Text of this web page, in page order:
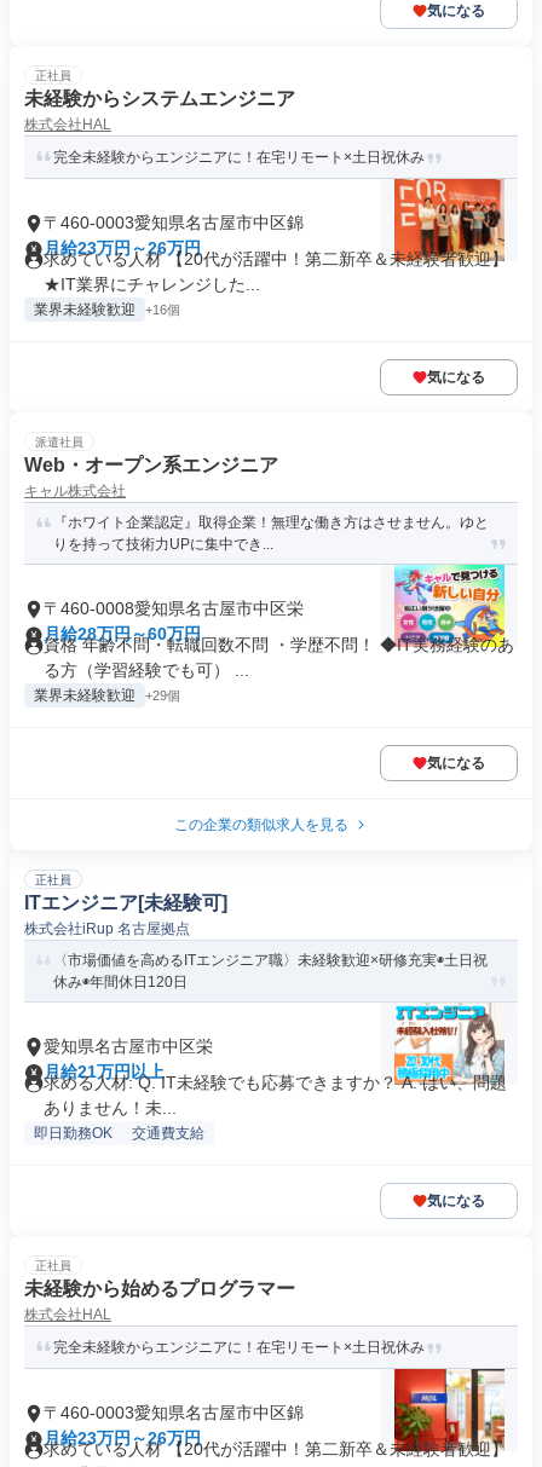
気になる
正社員
未経験からシステムエンジニア
株式会社HAL
完全未経験からエンジニアに！在宅リモート×土日祝休み
〒460-0003愛知県名古屋市中区錦
月給23万円～26万円
求めている人材 【20代が活躍中！第二新卒＆未経験者歓迎】
★IT業界にチャレンジした...
業界未経験歓迎 +16個
気になる
派遣社員
Web・オープン系エンジニア
キャル株式会社
『ホワイト企業認定』取得企業！無理な働き方はさせません。ゆと
りを持って技術力UPに集中でき...
〒460-0008愛知県名古屋市中区栄
月給28万円～60万円
資格 年齢不問・転職回数不問 ・学歴不問！ ◆IT実務経験のあ
る方（学習経験でも可） ...
業界未経験歓迎 +29個
気になる
この企業の類似求人を見る
正社員
ITエンジニア[未経験可]
株式会社iRup 名古屋拠点
〈市場価値を高めるITエンジニア職〉未経験歓迎×研修充実◉土日祝
休み◉年間休日120日
愛知県名古屋市中区栄
月給21万円以上
求める人材: Q. IT未経験でも応募できますか？ A. はい、問題
ありません！未...
即日勤務OK 交通費支給
気になる
正社員
未経験から始めるプログラマー
株式会社HAL
完全未経験からエンジニアに！在宅リモート×土日祝休み
〒460-0003愛知県名古屋市中区錦
月給23万円～26万円
求めている人材 【20代が活躍中！第二新卒＆未経験者歓迎】